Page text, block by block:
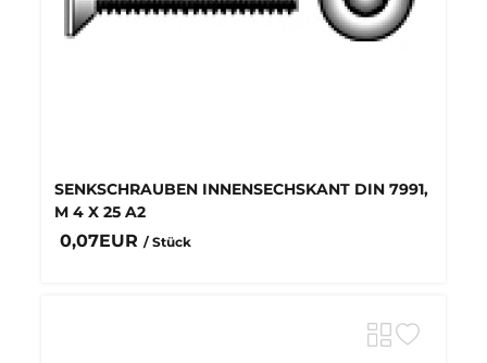
SENKSCHRAUBEN INNENSECHSKANT DIN 7991,
M 4 X 25 A2
0,07EUR / Stück